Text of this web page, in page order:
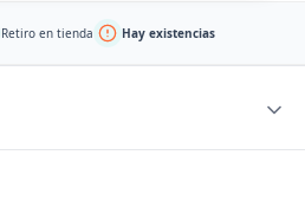
Retiro en tienda Hay existencias